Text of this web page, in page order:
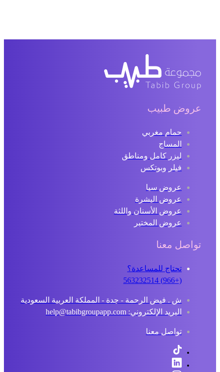
عروض طبيب
حمام مغربي
المساج
ليزر كامل ومناطق
فيلر وبوتكس
عروض سبا
عروض البشرة
عروض الأسنان واللثة
عروض المختبر
تواصل معنا
تحتاج للمساعدة؟
ش . فيض الرحمة - جدة - المملكة العربية السعودية
البريد الإلكتروني: help@tabibgroupapp.com
تواصل معنا